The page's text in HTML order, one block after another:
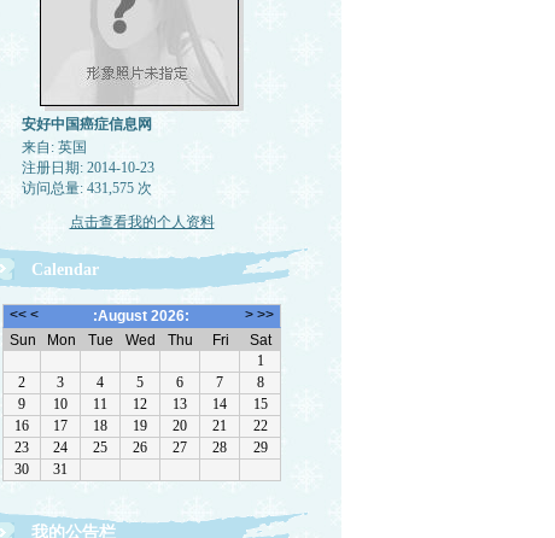
安好中国癌症信息网
来自: 英国
注册日期: 2014-10-23
访问总量: 431,575 次
点击查看我的个人资料
Calendar
我的公告栏